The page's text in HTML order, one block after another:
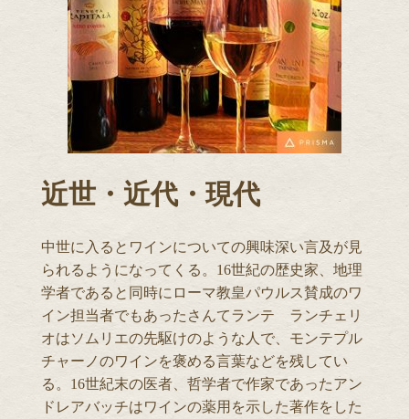
近世・近代・現代
中世に入るとワインについての興味深い言及が見
られるようになってくる。16世紀の歴史家、地理
学者であると同時にローマ教皇パウルス賛成のワ
イン担当者でもあったさんてランテ ランチェリ
オはソムリエの先駆けのような人で、モンテプル
チャーノのワインを褒める言葉などを残してい
る。16世紀末の医者、哲学者で作家であったアン
ドレアバッチはワインの薬用を示した著作をした